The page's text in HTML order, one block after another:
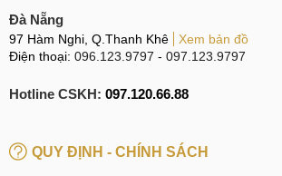
hơn so với LCD.
Màn hình Super AMOLED:Đây là
AMOLED đặc biệt được sử dụng cho
cao cấp. Có độ phân giải cao màu sắc
Màn hình AMOLED:Đây là một loại
Đà Nẵng
97 Hàm Nghi, Q.Thanh Khê
Xem bản đồ
Điện thoại: 096.123.9797 - 097.123.9797
Hotline CSKH: 097.120.66.88
QUY ĐỊNH - CHÍNH SÁCH